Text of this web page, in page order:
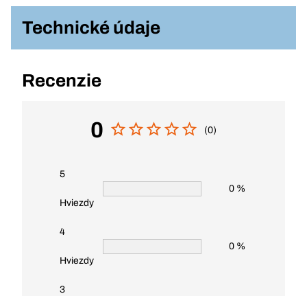
Technické údaje
Recenzie
0 (0)
5
Hviezdy
0 %
4
Hviezdy
0 %
3